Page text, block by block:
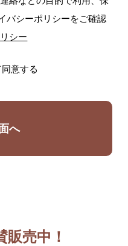
バシーポリシーをご確認
シー
意する
販売中！